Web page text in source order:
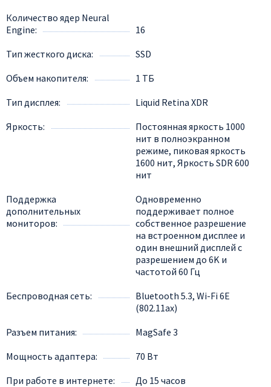
Количество ядер Neural
Engine
16
Тип жесткого диска
SSD
Объем накопителя
1 ТБ
Тип дисплея
Liquid Retina XDR
Яркость
Постоянная яркость 1000
нит в полноэкранном
режиме, пиковая яркость
1600 нит, Яркость SDR 600
нит
Поддержка
дополнительных
мониторов
Одновременно
поддерживает полное
собственное разрешение
на встроенном дисплее и
один внешний дисплей с
разрешением до 6K и
частотой 60 Гц
Беспроводная сеть
Bluetooth 5.3, Wi-Fi 6E
(802.11ax)
Разъем питания
MagSafe 3
Мощность адаптера
70 Вт
При работе в интернете
До 15 часов